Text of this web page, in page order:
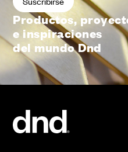
Productos,
e inspiraciones
del mundo Dnd